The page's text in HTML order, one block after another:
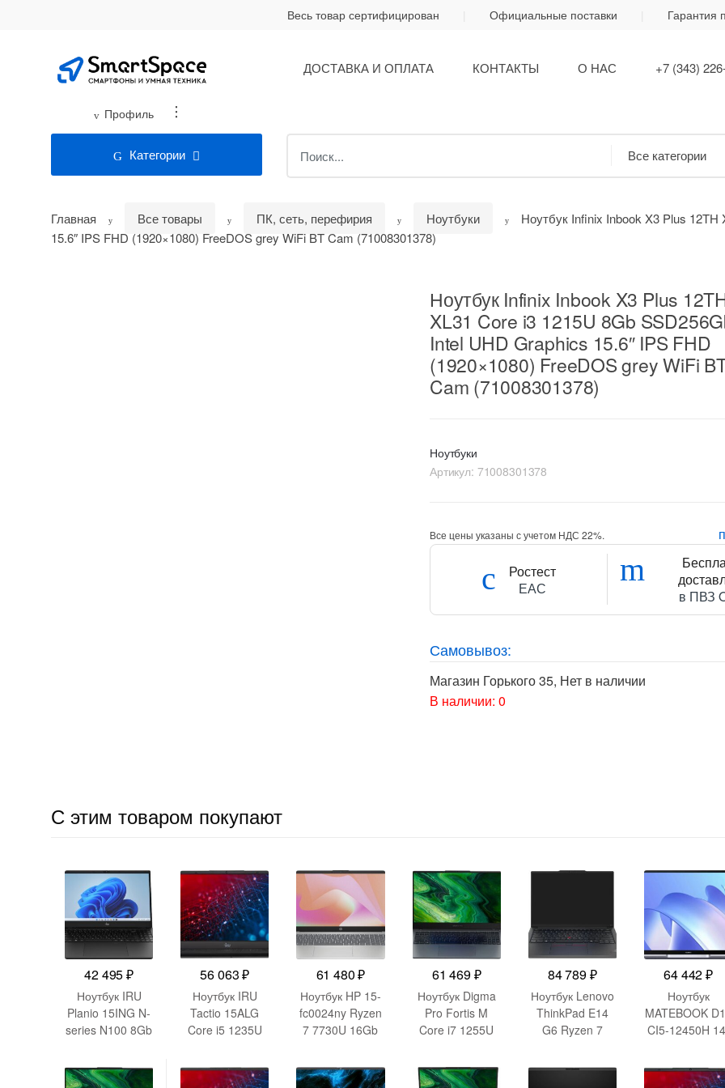
Весь товар сертифицирован Официальные поставки Гарантия
ДОСТАВКА И ОПЛАТА КОНТАКТЫ О НАС +7 (343)
Профиль ...
Категории
Search
for:
Главная Все товары ПК, сеть, перефирия Ноутбуки
Ноутбук Infinix Inbook X3 Plus
15.6″ IPS FHD (1920×1080) FreeDOS grey WiFi BT Cam (71008301378)
Ноутбук Infinix Inbook X3 Plus
XL31 Core i3 1215U 8Gb
Intel UHD Graphics 15.6″ IPS FHD
(1920×1080) FreeDOS grey WiFi
Cam (71008301378)
Ноутбуки
Артикул: 71008301378
Все цены указаны с учетом НДС 22%.
Ростест
ЕАС
в ПВЗ
Самовывоз:
Магазин Горького 35, Нет в наличии
В наличии: 0
С этим товаром покупают
42 495₽
Ноутбук IRU
Planio 15ING N-
series N100 8Gb
UHD Graphics
15.6″ IPS FHD
56 063₽
Ноутбук IRU
Tactio 15ALG
Core i5 1235U
SSD512Gb Intel
Iris Xe graphics
61 480₽
Ноутбук HP 15-
fc0024ny Ryzen
7 7730U 16Gb
Radeon
Graphics 15.6″
61 469₽
Ноутбук Digma
Pro Fortis M
Core i7 1255U
SSD512Gb Intel
Iris Xe graphics
84 789₽
Ноутбук Lenovo
ThinkPad E14
G6 Ryzen 7
SSD512Gb AMD
64 442₽
Ноутбук
MATEBOOK
CI5-12450H
MDF-X GRAY
HUAWEI